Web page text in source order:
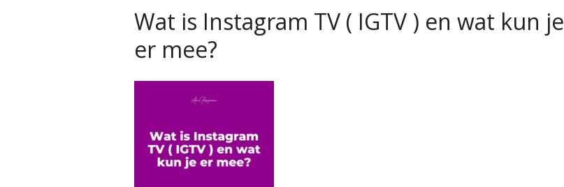
Wat is Instagram TV ( IGTV ) en wat kun je
er mee?